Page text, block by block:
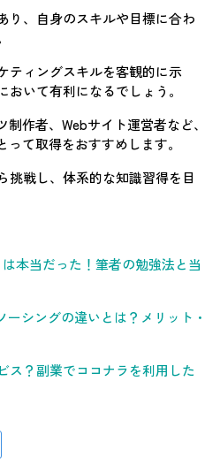
り、自身のスキルや目標に合わ
ティングスキルを客観的に示
いて有利になるでしょう。
作者、Webサイト運営者など、
て取得をおすすめします。
挑戦し、体系的な知識習得を目
本当だった！筆者の勉強法と当
ーシングの違いとは？メリット・
ス？副業でココナラを利用した